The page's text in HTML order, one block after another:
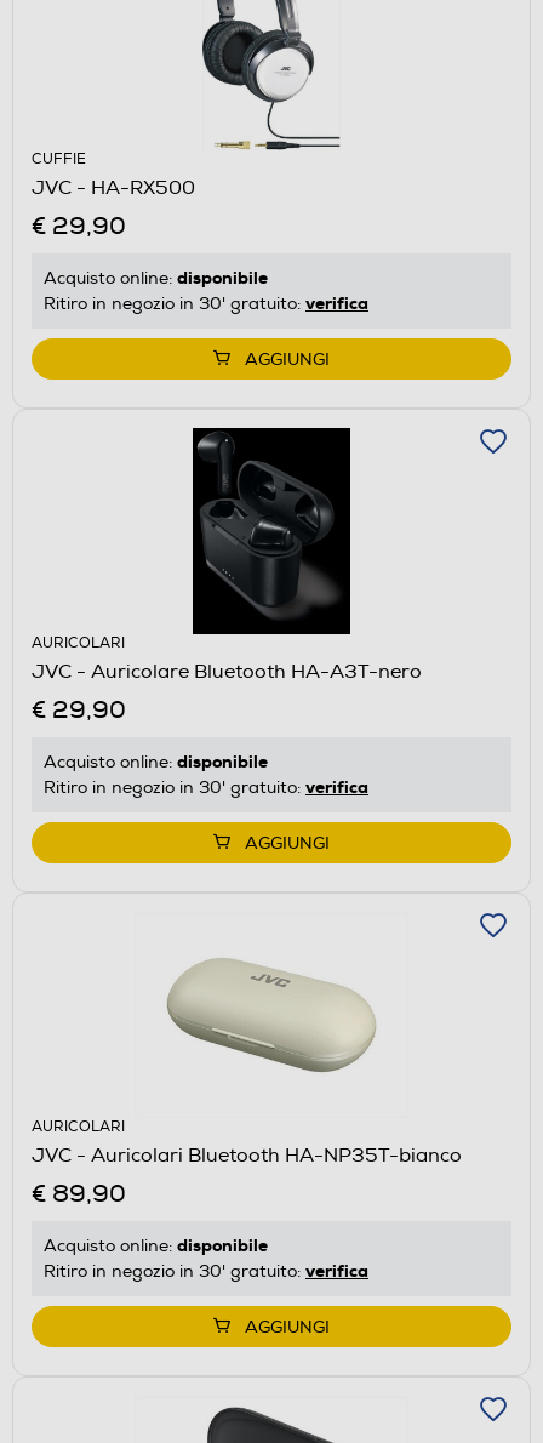
CUFFIE
JVC - HA-RX500
€ 29,90
Acquisto online: disponibile
Ritiro in negozio in 30' gratuito: verifica
AGGIUNGI
AURICOLARI
JVC - Auricolare Bluetooth HA-A3T-nero
€ 29,90
Acquisto online: disponibile
Ritiro in negozio in 30' gratuito: verifica
AGGIUNGI
AURICOLARI
JVC - Auricolari Bluetooth HA-NP35T-bianco
€ 89,90
Acquisto online: disponibile
Ritiro in negozio in 30' gratuito: verifica
AGGIUNGI